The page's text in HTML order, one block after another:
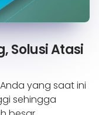
Solusi Atasi
yang saat ini
sehingga